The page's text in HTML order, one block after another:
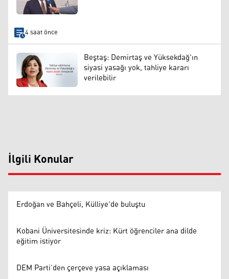
4 saat önce
Beştaş: Demirtaş ve Yüksekdağ'ın
siyasi yasağı yok, tahliye kararı
verilebilir
İlgili Konular
Erdoğan ve Bahçeli, Külliye'de buluştu
Kobani Üniversitesinde kriz: Kürt öğrenciler ana dilde
eğitim istiyor
DEM Parti’den çerçeve yasa açıklaması